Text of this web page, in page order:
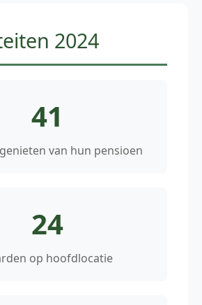
2024
41
van hun pensioen
24
op hoofdlocatie